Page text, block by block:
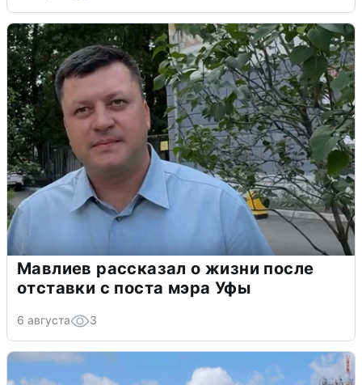
Мавлиев рассказал о жизни после
отставки с поста мэра Уфы
6 августа 3